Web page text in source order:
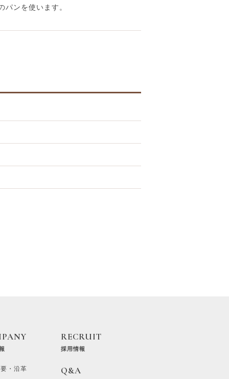
ンを使います。
・沿革
RECRUIT
採用情報
Q&A